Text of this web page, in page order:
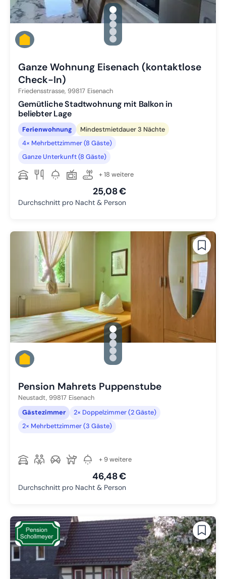
gallery.slide_selector
Zu Slide 1 wechseln
Zu Slide 2 wechseln
Zu Slide 3 wechseln
Zu Slide 4 wechseln
Zu Slide 5 wechseln
Ganze Wohnung Eisenach (kontaktlose
Check-In)
Friedensstrasse, 99817 Eisenach
Gemütliche Stadtwohnung mit Balkon in
beliebter Lage
Ferienwohnung
Mindestmietdauer 3 Nächte
4× Mehrbettzimmer (8 Gäste)
Ganze Unterkunft (8 Gäste)
+ 18 weitere
25,08 €
Durchschnitt pro Nacht & Person
gallery.slide_selector
Zu Slide 1 wechseln
Zu Slide 2 wechseln
Zu Slide 3 wechseln
Zu Slide 4 wechseln
Zu Slide 5 wechseln
Pension Mahrets Puppenstube
Neustadt, 99817 Eisenach
Gästezimmer
2× Doppelzimmer (2 Gäste)
2× Mehrbettzimmer (3 Gäste)
+ 9 weitere
46,48 €
Durchschnitt pro Nacht & Person